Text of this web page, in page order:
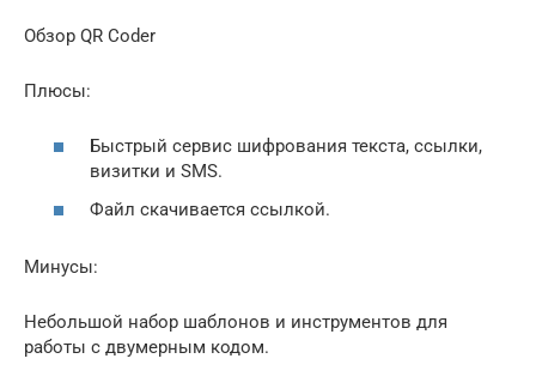
Обзор QR Coder
Плюсы:
Быстрый сервис шифрования текста, ссылки,
визитки и SMS.
Файл скачивается ссылкой.
Минусы:
Небольшой набор шаблонов и инструментов для
работы с двумерным кодом.